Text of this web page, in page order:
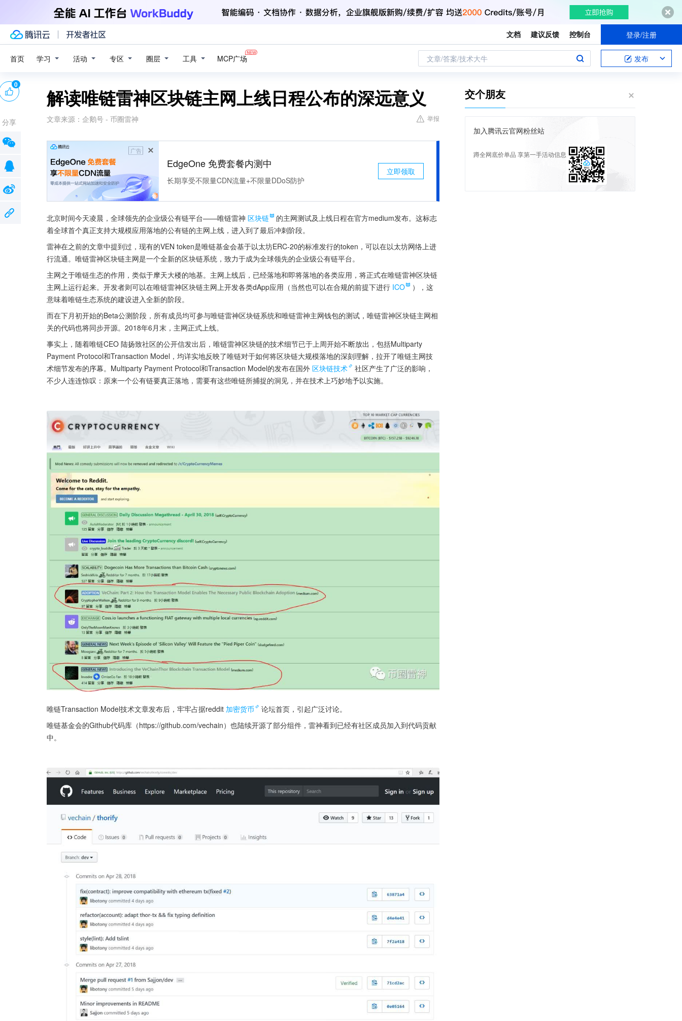
文档 建议反馈 控制台 登录/注册
首页 学习 活动 专区 圈层 工具 MCP广场 文章/答案/技术大牛 发布
解读唯链雷神区块链主网上线日程公布的深远意义
文章来源： 企鹅号 - 币圈雷神 举报
广告
EdgeOne 免费套餐内测中
长期享受不限量CDN流量+不限量DDoS防护
立即领取
北京时间今天凌晨，全球领先的企业级公有链平台——唯链雷神 区块链
的主网测试及上线日程在官方medium发布。这标志
着全球首个真正支持大规模应用落地的公有链的主网上线，进入到了最后冲刺阶段。
雷神在之前的文章中提到过，现有的VEN token是唯链基金会基于以太坊ERC-20的标准发行的token，可以在以太坊网络上进
行流通。唯链雷神区块链主网是一个全新的区块链系统，致力于成为全球领先的企业级公有链平台。
主网之于唯链生态的作用，类似于摩天大楼的地基。主网上线后，已经落地和即将落地的各类应用，将正式在唯链雷神区块链
主网上运行起来。开发者则可以在唯链雷神区块链主网上开发各类dApp应用（当然也可以在合规的前提下进行 ICO
），这
意味着唯链生态系统的建设进入全新的阶段。
而在下月初开始的Beta公测阶段，所有成员均可参与唯链雷神区块链系统和唯链雷神主网钱包的测试，唯链雷神区块链主网相
关的代码也将同步开源。2018年6月末，主网正式上线。
事实上，随着唯链CEO 陆扬致社区的公开信发出后，唯链雷神区块链的技术细节已于上周开始不断放出，包括Multiparty
Payment Protocol和Transaction Model，均详实地反映了唯链对于如何将区块链大规模落地的深刻理解，拉开了唯链主网技
术细节发布的序幕。Multiparty Payment Protocol和Transaction Model的发布在国外 区块链技术
社区产生了广泛的影响，
不少人连连惊叹：原来一个公有链要真正落地，需要有这些唯链所捕捉的洞见，并在技术上巧妙地予以实施。
唯链Transaction Model技术文章发布后，牢牢占据reddit 加密货币
论坛首页，引起广泛讨论。
唯链基金会的Github代码库（https://github.com/vechain）也陆续开源了部分组件，雷神看到已经有社区成员加入到代码贡献
中。
0
分享
交个朋友
加入腾讯云官网粉丝站
蹲全网底价单品 享第一手活动信息